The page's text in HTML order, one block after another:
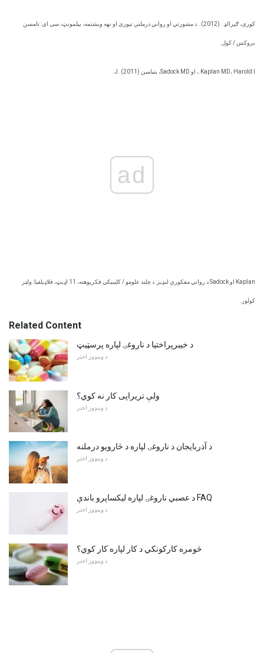
کوری، ګیرالډ. (2012). د مشورتي او رواني درملنې تیوری او نهه ویشتمه، بیلمونټ، سی ای: تامسن
بروکس / کول.
Kaplan MD، Harold I.، او Sadock MD، بنیامین J. (2011).
ad
Kaplan او Sadock د رواني مفکورې لنډیز: د چلند علومو / کلینیکي فکرپوهنه، 11 اډیټ، فلاډیلفیا: ولټر
کولور.
Related Content
د خیبرپراختیا د ناروغۍ لپاره پرسټیټ
د وینډوز اختر
ولې تریراپی کار نه کوي؟
د وینډوز اختر
د آذربایجان د ناروغۍ لپاره د څارویو درملنه
د وینډوز اختر
د عصبي ناروغۍ لپاره لیکساپرو باندې FAQ
د وینډوز اختر
څومره کارکونکي د کار لپاره کار کوي؟
د وینډوز اختر